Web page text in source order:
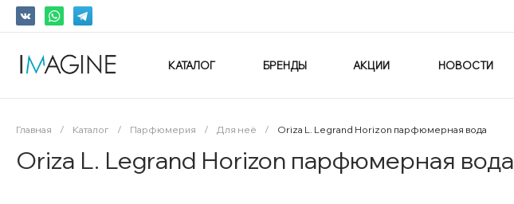
КАТАЛОГ БРЕНДЫ АКЦИИ НОВОСТИ
Главная / Каталог / Парфюмерия / Для неё / Oriza L. Legrand Horizon парфюмерная вода
Oriza L. Legrand Horizon парфюмерная вода